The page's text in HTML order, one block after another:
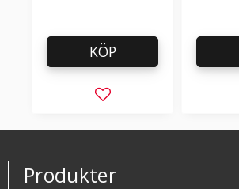
Lägg till i favoriter
KÖP
Produkter